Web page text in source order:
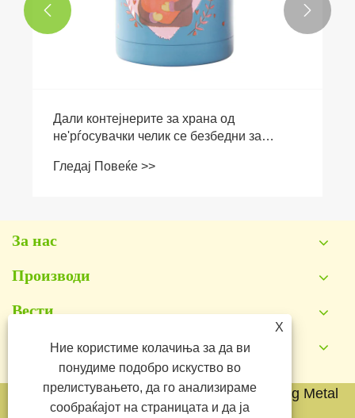
Дали контејнерите за храна од
не'рѓосувачки челик се безбедни за
Гледај Повеќе >>
 
За нас
Производи
Вести
Контактирајте не
Авторски права © 2026 Yongkang Jianyang Metal
X
Ние користиме колачиња за да ви
понудиме подобро искуство во
прелистувањето, да го анализираме
сообраќајот на страницата и да ја